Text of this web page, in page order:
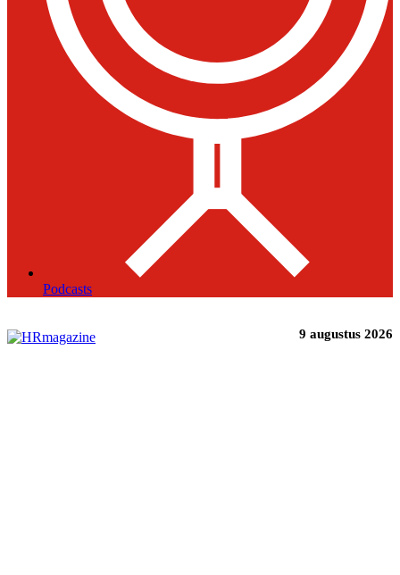
Podcasts
9 augustus 2026